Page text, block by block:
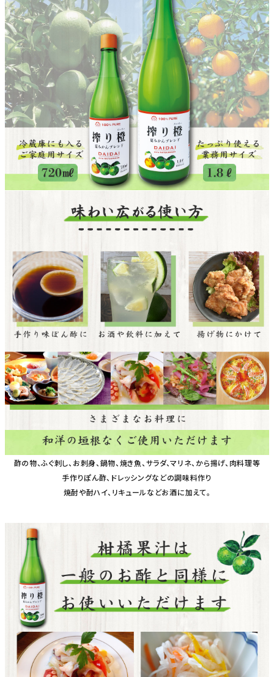
酢の物、ふぐ刺し、お刺身、鍋物、焼き魚、サラダ、マリネ、から揚げ、肉料理等
手作りぽん酢、ドレッシングなどの調味料作り
焼酎や酎ハイ、リキュールなどお酒に加えて。